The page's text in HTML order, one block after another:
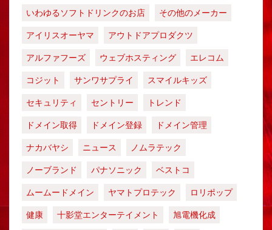
いわゆるソフトドリンクのお店
その他のメーカー
アイリスオーヤマ
アウトドアプロダクツ
アルファフーズ
ウェブホスティング
エレコム
コジット
サンワサプライ
スマイルキッズ
セキュリティ
セントリー
トレンド
ドメイン取得
ドメイン登録
ドメイン管理
ナカバヤシ
ニュース
ノムラテック
ノーブランド
パナソニック
ベストコ
ムームードメイン
ヤマトプロテック
ロリポップ
健康
十影堂エンターテイメント
旭電機化成